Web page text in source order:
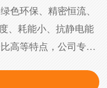
色环保、精密恒流、
、耗能小、抗静电能
高等特点，公司专业
、5050、5074、